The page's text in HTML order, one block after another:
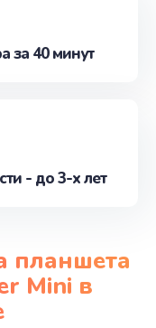
за 40 минут
- до 3-х лет
планшета
Mini в